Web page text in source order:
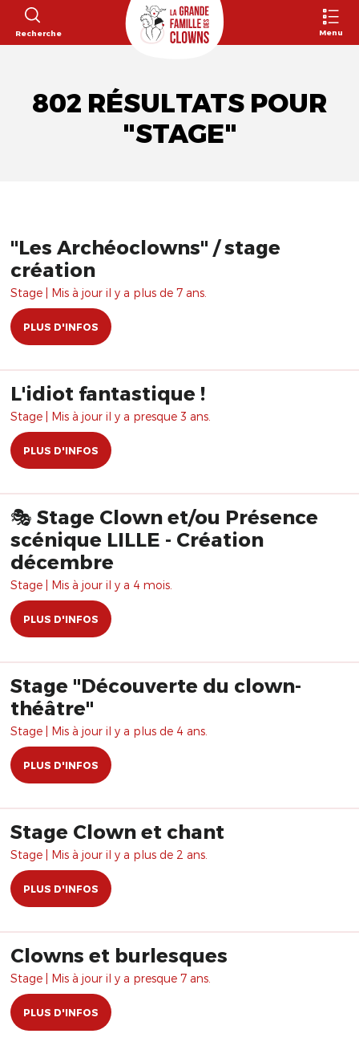
Recherche Menu
802 RÉSULTATS POUR
"STAGE"
"Les Archéoclowns" / stage
création
Stage | Mis à jour il y a plus de 7 ans.
PLUS D'INFOS
L'idiot fantastique !
Stage | Mis à jour il y a presque 3 ans.
PLUS D'INFOS
🎭 Stage Clown et/ou Présence
scénique LILLE - Création
décembre
Stage | Mis à jour il y a 4 mois.
PLUS D'INFOS
Stage "Découverte du clown-
théâtre"
Stage | Mis à jour il y a plus de 4 ans.
PLUS D'INFOS
Stage Clown et chant
Stage | Mis à jour il y a plus de 2 ans.
PLUS D'INFOS
Clowns et burlesques
Stage | Mis à jour il y a presque 7 ans.
PLUS D'INFOS